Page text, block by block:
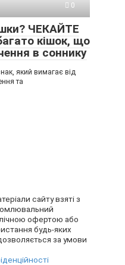
0
ЧЕКАЙТЕ
кішок, що
в соннику
який вимагає від
та
сайту взяті з
офертою або
будь-яких
за умови